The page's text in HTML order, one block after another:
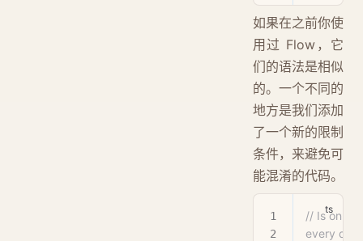
如果在之前你使
用过 Flow，它
们的语法是相似
的。一个不同的
地方是我们添加
了一个新的限制
条件，来避免可
能混淆的代码。
// Is only
every